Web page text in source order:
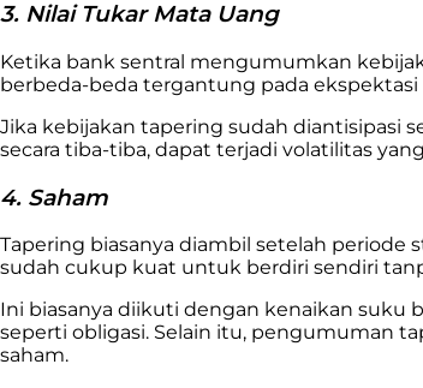
3. Nilai Tukar Mata Uang
Ketika bank sentral mengumumkan
berbeda-beda tergantung pada ekspektasi
Jika kebijakan tapering sudah diantisipasi
secara tiba-tiba, dapat terjadi volatilitas
4. Saham
Tapering biasanya diambil setelah
sudah cukup kuat untuk berdiri sendiri
Ini biasanya diikuti dengan kenaikan suku
seperti obligasi. Selain itu, pengumuman
saham.